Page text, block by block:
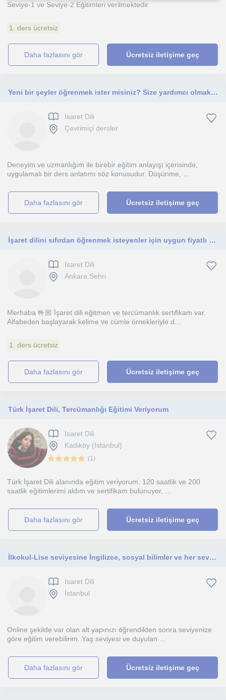
Seviye-1 ve Seviye-2 Eğitimleri verilmektedir.
1. ders ücretsiz
daha fazlasını gör Ücretsiz iletişime geç
Yeni bir şeyler öğrenmek ister misiniz? Size yardımcı olmaktan mutluluk duyarım.
Isaret Dili
Çevrimiçi dersler
Deneyim ve uzmanlığım ile birebir eğitim anlayışı içerisinde,
uygulamalı bir ders anlatımı söz konusudur. Düşünme, ...
daha fazlasını gör Ücretsiz iletişime geç
İşaret dilini sıfırdan öğrenmek isteyenler için uygun fiyatlı ders veriyorum
Isaret Dili
Ankara Sehri
Merhaba 🤟🏼 İşaret dili eğitmen ve tercümanlık sertifikam var.
Alfabeden başlayarak kelime ve cümle örnekleriyle d...
1. ders ücretsiz
daha fazlasını gör Ücretsiz iletişime geç
Türk İşaret Dili, Tercümanlığı Eğitimi Veriyorum
Isaret Dili
Kadiköy (İstanbul)
(1)
Türk İşaret Dili alanında eğitim veriyorum. 120 saatlik ve 200
saatlik eğitimlerimi aldım ve sertifikam bulunuyor. ...
daha fazlasını gör Ücretsiz iletişime geç
İlkokul-Lise seviyesine İngilizce, sosyal bilimler ve her seviyeye işaret dili çalıştırabilirim
Isaret Dili
İstanbul
Online şekilde var olan alt yapınızı öğrendikten sonra seviyenize
göre eğitim verebilirim. Yaş seviyesi ve duyulan ...
daha fazlasını gör Ücretsiz iletişime geç